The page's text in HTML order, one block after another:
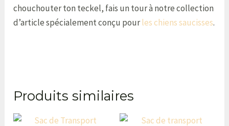
chouchouter ton teckel, fais un tour à notre collection
d’article spécialement conçu pourles chiens saucisses.
Produits similaires